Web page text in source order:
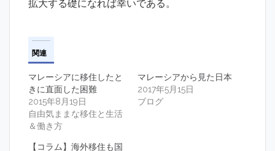
拡大する礎になれば幸いである。
関連
マレーシアに移住したと
きに直面した困難
2015年8月19日
自由気ままな移住と生活
＆働き方
マレーシアから見た日本
2017年5月15日
ブログ
【コラム】海外移住も国